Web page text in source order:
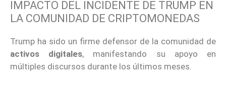
IMPACTO DEL INCIDENTE DE TRUMP EN
LA COMUNIDAD DE CRIPTOMONEDAS
Trump ha sido un firme defensor de la comunidad de
activos digitales, manifestando su apoyo en
múltiples discursos durante los últimos meses.